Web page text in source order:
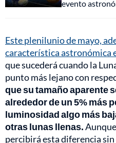
evento
Este plenilunio de mayo,
característica astronómica
que sucederá cuando la
punto más lejano con
que su tamaño aparente
alrededor de un 5% más
luminosidad algo más
otras lunas llenas.
percibirá esta diferencia